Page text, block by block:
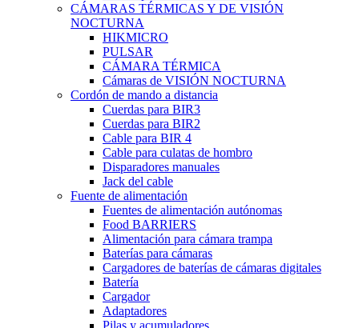
CÁMARAS TÉRMICAS Y DE VISIÓN
NOCTURNA
HIKMICRO
PULSAR
CÁMARA TÉRMICA
Cámaras de VISIÓN NOCTURNA
Cordón de mando a distancia
Cuerdas para BIR3
Cuerdas para BIR2
Cable para BIR 4
Cable para culatas de hombro
Disparadores manuales
Jack del cable
Fuente de alimentación
Fuentes de alimentación autónomas
Food BARRIERS
Alimentación para cámara trampa
Baterías para cámaras
Cargadores de baterías de cámaras digitales
Batería
Cargador
Adaptadores
Pilas y acumuladores